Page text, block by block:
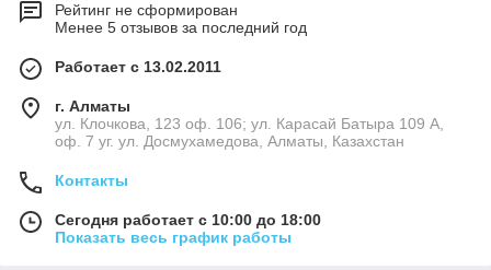
Рейтинг не сформирован
Менее 5 отзывов за последний год
Работает с 13.02.2011
г. Алматы
ул. Клочкова, 123 оф. 106; ул. Карасай Батыра 109 А,
оф. 7 уг. ул. Досмухамедова, Алматы, Казахстан
Контакты
Сегодня работает с 10:00 до 18:00
Показать весь график работы